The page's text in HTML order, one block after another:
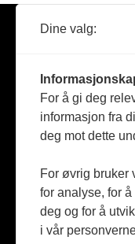
Dine valg:
For å gi deg
informasjon fra
deg mot dette
For øvrig bruker
for analyse, for
deg og for å
i vår